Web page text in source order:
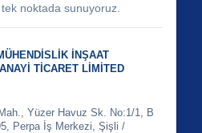
noktada sunuyoruz.
İNŞAAT
TİCARET LİMİTED
Yüzer Havuz Sk. No:1/1, B
Perpa İş Merkezi, Şişli /